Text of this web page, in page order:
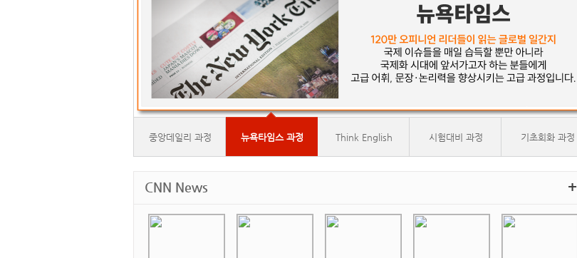
중앙데일리 과정 뉴욕타임스 과정 Think English 시험대비 과정 기초회화 과정
CNN News +